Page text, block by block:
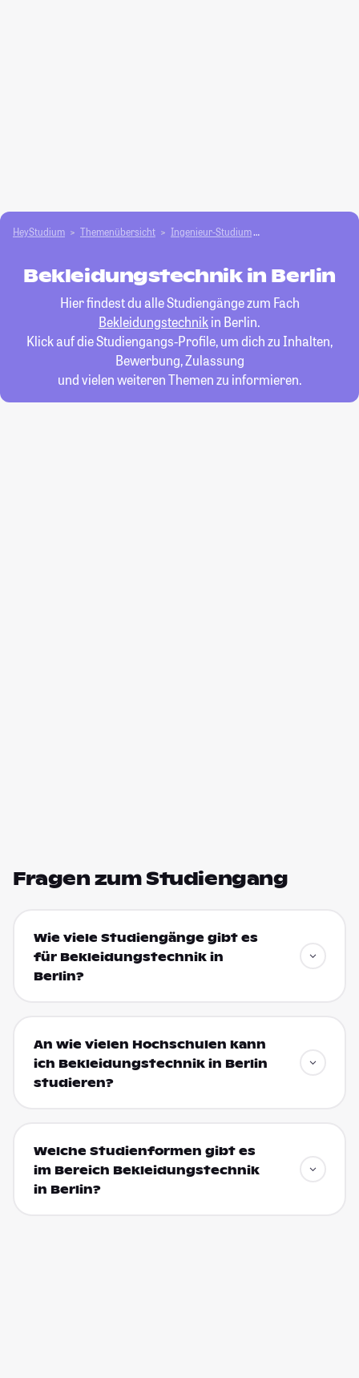
HeyStudium Themenübersicht Ingenieur-Studium
Bekleidungstechnik in Berlin
Hier findest du alle Studiengänge zum Fach
Bekleidungstechnikin Berlin.
Klick auf die Studiengangs-Profile, um dich zu Inhalten,
Bewerbung, Zulassung
und vielen weiteren Themen zu informieren.
Fragen zum Studiengang
Wie viele Studiengänge gibt es
für Bekleidungstechnik in
Berlin?
An wie vielen Hochschulen kann
ich Bekleidungstechnik in Berlin
studieren?
Welche Studienformen gibt es
im Bereich Bekleidungstechnik
in Berlin?